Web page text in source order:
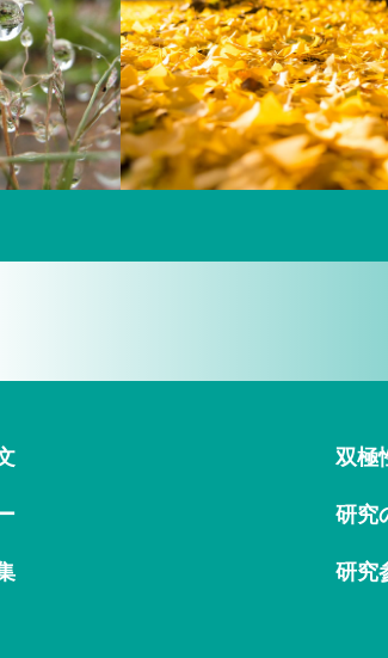
変異がともに関連－双極性障害の病
ご協力いただいたゲノム研究の論文
ご協力いただいた皆様、本当にあり
02.html
ンライン ライブ シンポジウムを開
した
念 オンライン ライブ シンポジウム
双極
研究
研究